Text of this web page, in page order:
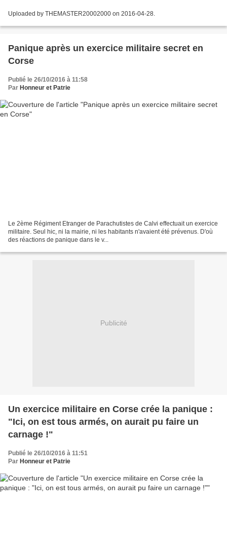
Uploaded by THEMASTER20002000 on 2016-04-28.
Panique après un exercice militaire secret en
Corse
Publié le 26/10/2016 à 11:58
Par Honneur et Patrie
Le 2ème Régiment Etranger de Parachutistes de Calvi effectuait un exercice
militaire. Seul hic, ni la mairie, ni les habitants n'avaient été prévenus. D'où
des réactions de panique dans le v...
Publicité
Un exercice militaire en Corse crée la panique :
"Ici, on est tous armés, on aurait pu faire un
carnage !"
Publié le 26/10/2016 à 11:51
Par Honneur et Patrie